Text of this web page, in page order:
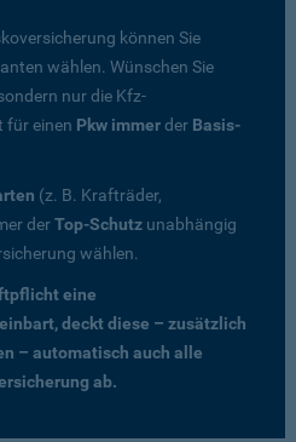
können Sie
wählen. Wünschen Sie
nur die Kfz-
für einen Pkw immerder Basis-
(z. B. Krafträder,
derTop-Schutz unabhängig
wählen.
eine
deckt diese – zusätzlich
– automatisch auch alle
ab.